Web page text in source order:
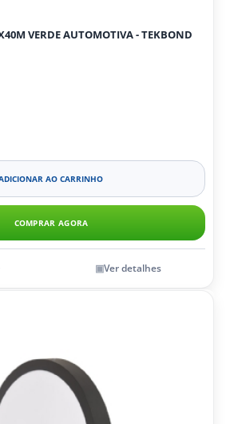
VERDE AUTOMOTIVA - TEKBOND
AO CARRINHO
COMPRAR AGORA
Ver detalhes